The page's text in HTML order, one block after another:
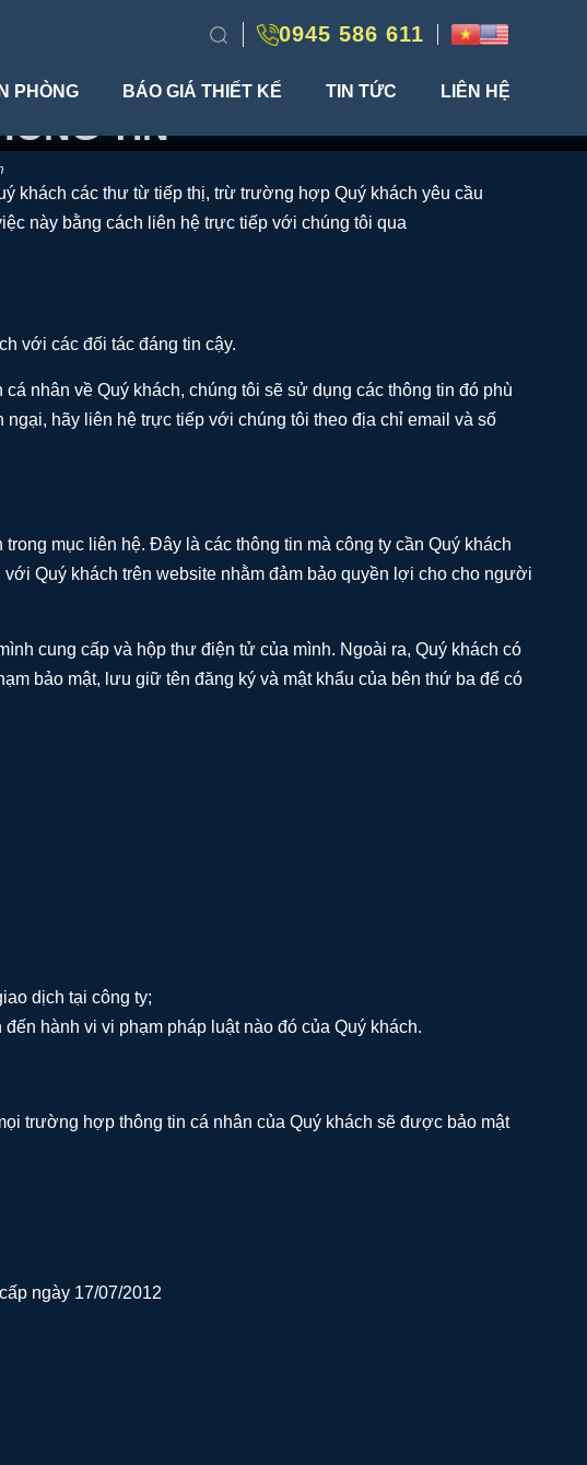
0945 586 611
PHÒNG BÁO GIÁ THIẾT KẾ TIN TỨC LIÊN HỆ
TIN
khách các thư từ tiếp thị, trừ trường hợp Quý khách yêu cầu
này bằng cách liên hệ trực tiếp với chúng tôi qua
với các đối tác đáng tin cậy.
nhân về Quý khách, chúng tôi sẽ sử dụng các thông tin đó phù
hãy liên hệ trực tiếp với chúng tôi theo địa chỉ email và số
mục liên hệ. Đây là các thông tin mà công ty cần Quý khách
Quý khách trên website nhằm đảm bảo quyền lợi cho cho người
cung cấp và hộp thư điện tử của mình. Ngoài ra, Quý khách có
bảo mật, lưu giữ tên đăng ký và mật khẩu của bên thứ ba để có
dịch tại công ty;
hành vi vi phạm pháp luật nào đó của Quý khách.
trường hợp thông tin cá nhân của Quý khách sẽ được bảo mật
ngày 17/07/2012